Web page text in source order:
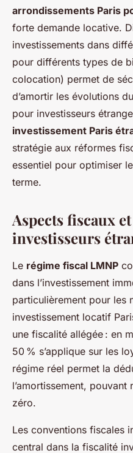
arrondissements Paris
forte demande locative.
investissements dans
pour différents types de
colocation) permet de
d’amortir les évolutions
pour investisseurs
investissement Paris
stratégie aux réformes
essentiel pour optimiser
terme.
Aspects fiscaux
investisseurs
Le régime fiscal LMNP
dans l’investissement
particulièrement pour les
investissement locatif
une fiscalité allégée : en
50 % s’applique sur les
régime réel permet la
l’amortissement, pouvant
zéro.
Les conventions fiscales
central dans la fiscalité